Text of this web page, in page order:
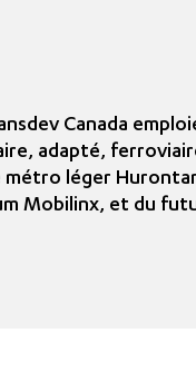
Canada
adapté,
léger
Mobilinx, et du